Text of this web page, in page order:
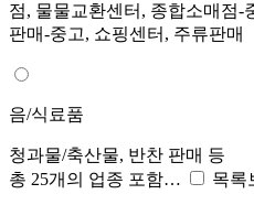
점, 물물교환센터, 종합소매점-
판매-중고, 쇼핑센터, 주류판매
음/식료품
청과물/축산물, 반찬 판매 등
총 25개의 업종 포함…
목록